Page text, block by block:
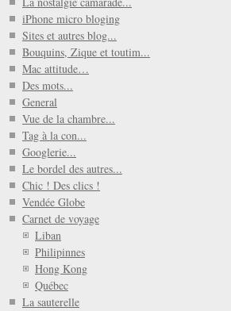
iPhone micro bloging
Sites et autres blog...
Bouquins, Zique et toutim...
Mac attitude…
Des mots...
General
Vue de la chambre...
Tag à la con...
Googlerie...
Le bordel des autres...
Chic ! Des clics !
Vendée Globe
Carnet de voyage
Liban
Philipinnes
Hong Kong
Québec
La sauterelle